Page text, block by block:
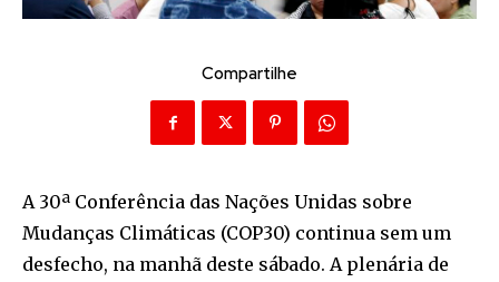
Compartilhe
A 30ª Conferência das Nações Unidas sobre
Mudanças Climáticas (COP30) continua sem um
desfecho, na manhã deste sábado. A plenária de